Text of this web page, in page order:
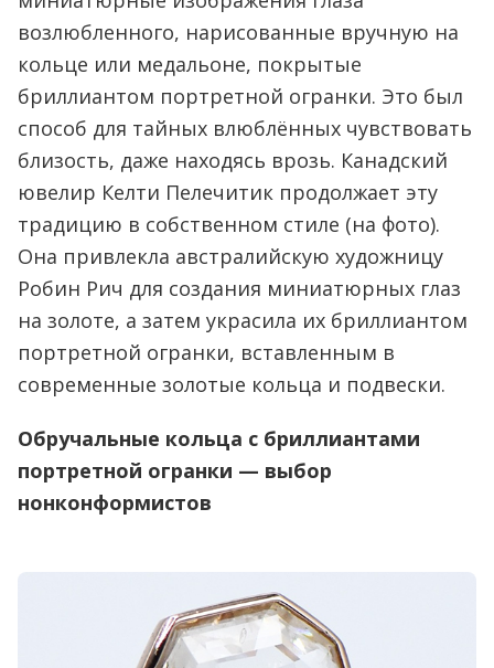
возлюбленного, нарисованные вручную на
кольце или медальоне, покрытые
бриллиантом портретной огранки. Это был
способ для тайных влюблённых чувствовать
близость, даже находясь врозь. Канадский
ювелир Келти Пелечитик продолжает эту
традицию в собственном стиле (на фото).
Она привлекла австралийскую художницу
Робин Рич для создания миниатюрных глаз
на золоте, а затем украсила их бриллиантом
портретной огранки, вставленным в
современные золотые кольца и подвески.
Обручальные кольца с бриллиантами
портретной огранки — выбор
нонконформистов